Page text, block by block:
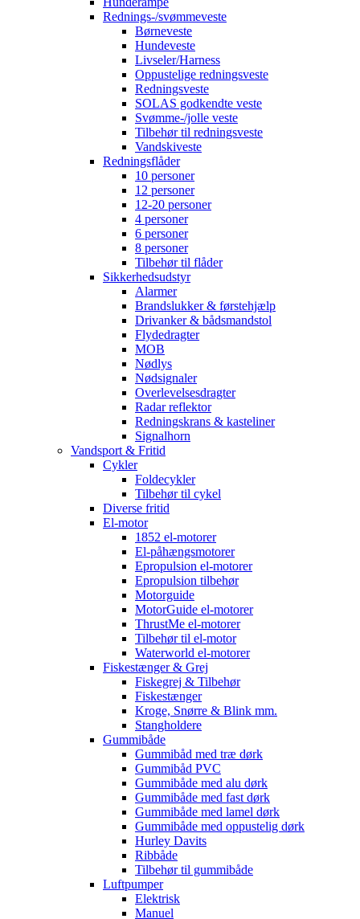
Rednings-/svømmeveste
Børneveste
Hundeveste
Livseler/Harness
Oppustelige redningsveste
Redningsveste
SOLAS godkendte veste
Svømme-/jolle veste
Tilbehør til redningsveste
Vandskiveste
Redningsflåder
10 personer
12 personer
12-20 personer
4 personer
6 personer
8 personer
Tilbehør til flåder
Sikkerhedsudstyr
Alarmer
Brandslukker & førstehjælp
Drivanker & bådsmandstol
Flydedragter
MOB
Nødlys
Nødsignaler
Overlevelsesdragter
Radar reflektor
Redningskrans & kasteliner
Signalhorn
Vandsport & Fritid
Cykler
Foldecykler
Tilbehør til cykel
Diverse fritid
El-motor
1852 el-motorer
El-påhængsmotorer
Epropulsion el-motorer
Epropulsion tilbehør
Motorguide
MotorGuide el-motorer
ThrustMe el-motorer
Tilbehør til el-motor
Waterworld el-motorer
Fiskestænger & Grej
Fiskegrej & Tilbehør
Fiskestænger
Kroge, Snørre & Blink mm.
Stangholdere
Gummibåde
Gummibåd med træ dørk
Gummibåd PVC
Gummibåde med alu dørk
Gummibåde med fast dørk
Gummibåde med lamel dørk
Gummibåde med oppustelig dørk
Hurley Davits
Ribbåde
Tilbehør til gummibåde
Luftpumper
Elektrisk
Manuel